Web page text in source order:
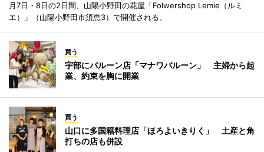
月7日・8日の2日間、山陽小野田の花屋「Folwershop Lemie（ルミ
エ）」（山陽小野田市須恵3）で開催される。
買う
宇部にバルーン店「マナワバルーン」 主婦から起
業、約束を胸に開業
買う
山口に多国籍料理店「ほろよいきりく」 土産と角
打ちの店も併設